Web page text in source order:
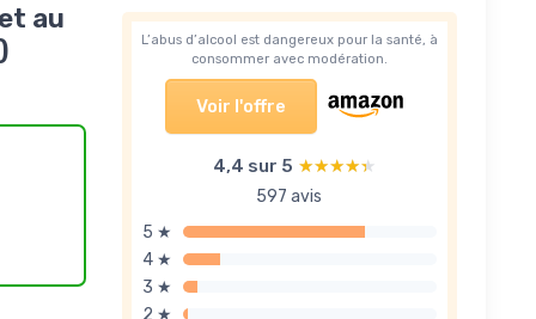
L’abus d’alcool est dangereux pour la santé, à
consommer avec modération.
Voir l'offre
4,4 sur 5 ★★★★★
★★★★★
597 avis
5 ★
4 ★
3 ★
2 ★
au